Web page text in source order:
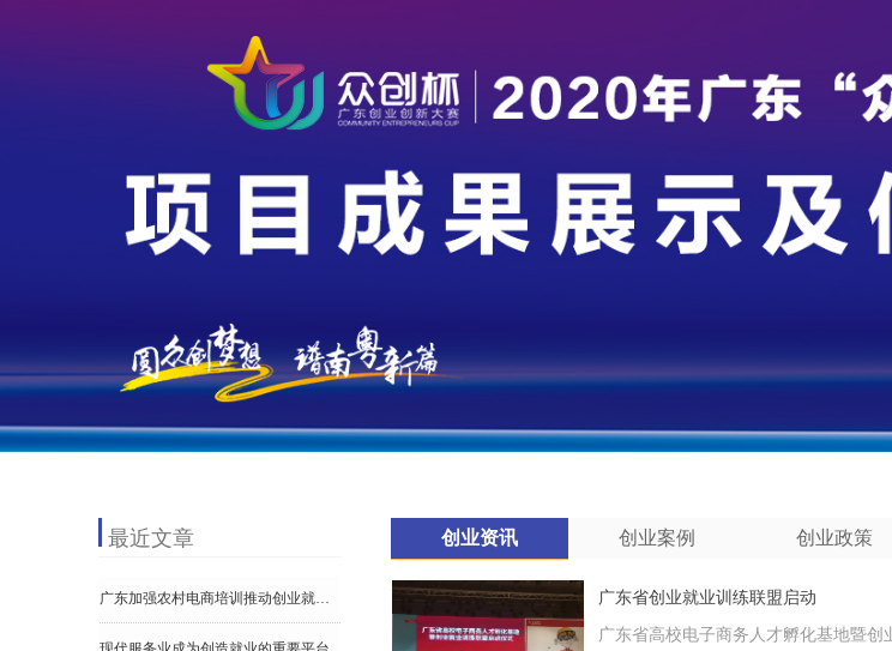
创业资讯 创业案例 创业政策
广东省创业就业训练联盟启动
广东省高校电子商务人才孵化基地暨
现代服务业成为创造就业的重要平台
最近文章